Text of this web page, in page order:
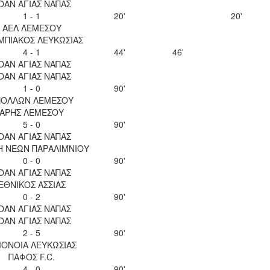
ΑΓΙΑΣ ΝΑΠΑΣ
1 - 1
ΑΕΛ ΛΕΜΕΣΟΥ
20'
20'
ΛΕΥΚΩΣΙΑΣ
4 - 1
ΑΓΙΑΣ ΝΑΠΑΣ
44' 46'
ΑΓΙΑΣ ΝΑΠΑΣ
1 - 0
ΛΕΜΕΣΟΥ
90'
ΑΡΗΣ ΛΕΜΕΣΟΥ
5 - 0
ΑΓΙΑΣ ΝΑΠΑΣ
90'
ΝΕΩΝ ΠΑΡΑΛΙΜΝΙΟΥ
0 - 0
ΑΓΙΑΣ ΝΑΠΑΣ
90'
ΑΣΣΙΑΣ
0 - 2
ΑΓΙΑΣ ΝΑΠΑΣ
90'
ΑΓΙΑΣ ΝΑΠΑΣ
2 - 5
ΛΕΥΚΩΣΙΑΣ
90'
ΠΑΦΟΣ F.C.